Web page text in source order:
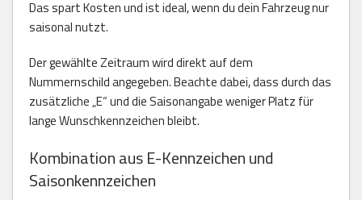
Das spart Kosten und ist ideal, wenn du dein Fahrzeug nur
saisonal nutzt.
Der gewählte Zeitraum wird direkt auf dem
Nummernschild angegeben. Beachte dabei, dass durch das
zusätzliche „E“ und die Saisonangabe weniger Platz für
lange Wunschkennzeichen bleibt.
Kombination aus E-Kennzeichen und
Saisonkennzeichen